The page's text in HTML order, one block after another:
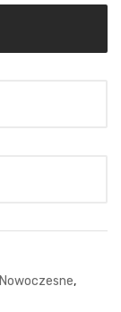
Nowoczesne,